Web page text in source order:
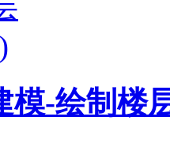
-绘制楼